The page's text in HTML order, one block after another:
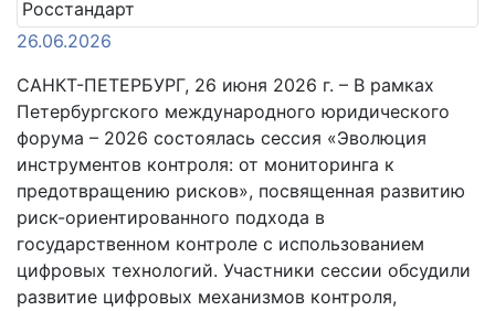
26.06.2026
САНКТ-ПЕТЕРБУРГ, 26 июня 2026 г. – В рамках
Петербургского международного юридического
форума – 2026 состоялась сессия «Эволюция
инструментов контроля: от мониторинга к
предотвращению рисков», посвященная развитию
риск-ориентированного подхода в
государственном контроле с использованием
цифровых технологий. Участники сессии обсудили
развитие цифровых механизмов контроля,